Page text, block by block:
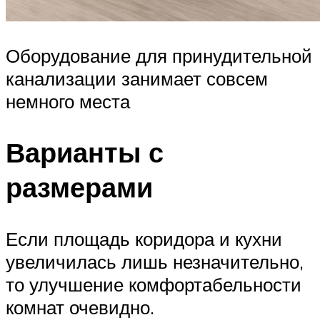
Оборудование для принудительной
канализации занимает совсем
немного места
Варианты с
размерами
Если площадь коридора и кухни
увеличилась лишь незначительно,
то улучшение комфортабельности
комнат очевидно.